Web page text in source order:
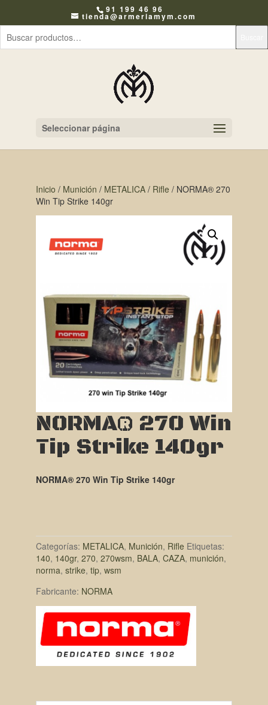
91 199 46 96
tienda@armeriamym.com
Seleccionar página
Inicio / Munición / METALICA/ Rifle / NORMA® 270
Win Tip Strike 140gr
NORMA® 270 Win
Tip Strike 140gr
NORMA® 270 Win Tip Strike 140gr
Categorías: METALICA, Munición, Rifle Etiquetas:
140, 140gr, 270, 270wsm, BALA, CAZA, munición,
norma, strike, tip, wsm
Fabricante: NORMA